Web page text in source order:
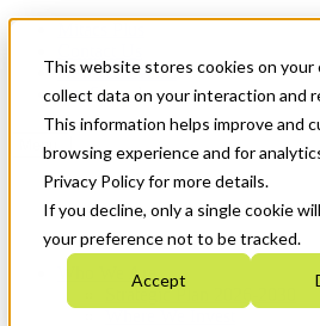
This website stores cookies on your
collect data on your interaction and
This information helps improve and
browsing experience and for
Privacy Policy for more details.
If you decline, only a single cookie
your preference not to be tracked.
Accept
News & Events
Get Started
Menu
Who We Are
Strategic Plan 2026-2030